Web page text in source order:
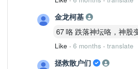
金龙柯基
67 咯 跌落神坛咯，神股
Like · 6 months · translate
拯救散户们